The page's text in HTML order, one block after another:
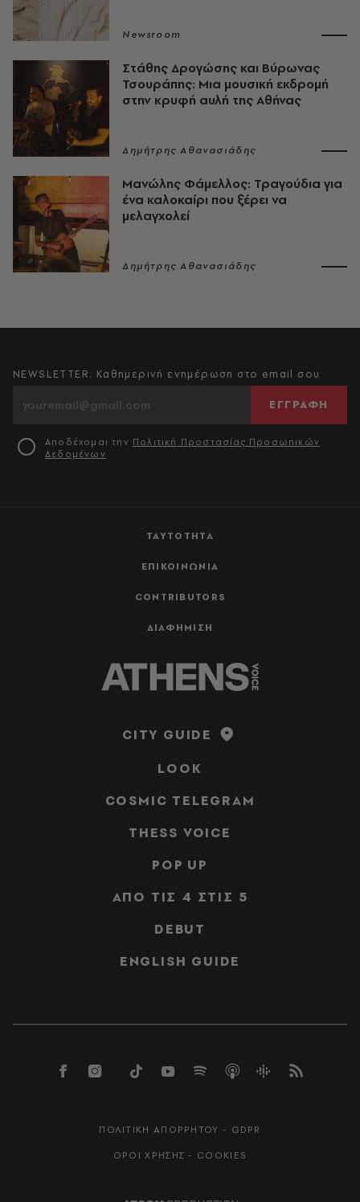
Newsroom
Στάθης Δρογώσης και Βύρωνας
Τσουράπης: Μια μουσική εκδρομή
στην κρυφή αυλή της Αθήνας
Δημήτρης Αθανασιάδης
Μανώλης Φάμελλος: Τραγούδια για
ένα καλοκαίρι που ξέρει να
μελαγχολεί
Δημήτρης Αθανασιάδης
ΤΑΥΤΟΤΗΤΑ
ΕΠΙΚΟΙΝΩΝΙΑ
CONTRIBUTORS
ΔΙΑΦΗΜΙΣΗ
NEWSLETTER: Καθημερινή ενημέρωση στο email σου
ΕΓΓΡΑΦΗ
Αποδέχομαι την Πολιτική Προστασίας Προσωπικών
Δεδομένων
CITY GUIDE
LOOK
COSMIC TELEGRAM
THESS VOICE
POP UP
ΑΠΟ ΤΙΣ 4 ΣΤΙΣ 5
DEBUT
ENGLISH GUIDE
ΠΟΛΙΤΙΚΗ ΑΠΟΡΡΗΤΟΥ - GDPR
ΟΡΟΙ ΧΡΗΣΗΣ - COOKIES